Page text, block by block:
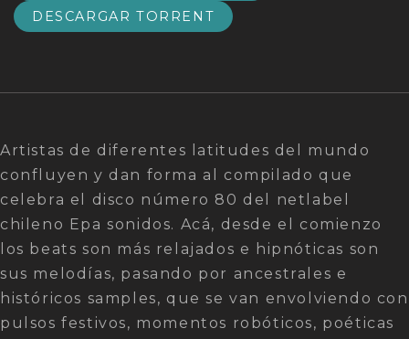
7 Jack_plug_-_untitledub
10 Goan_-_mantagua_sunset 05:34
11 Sebastian_ramirez_-_tiempo_de_bancarse 06:02
12 Gozne_-_lukapapan 05:58
13 La_venda_sexy_-_guino_a_una_calumnia 06:47
DESCARGAR TORRENT
Artistas de diferentes latitudes del mundo
confluyen y dan forma al compilado que
celebra el disco número 80 del netlabel
chileno Epa sonidos. Acá, desde el comienzo
los beats son más relajados e hipnóticas son
sus melodías, pasando por ancestrales e
históricos samples, que se van envolviendo con
pulsos festivos, momentos robóticos, poéticas